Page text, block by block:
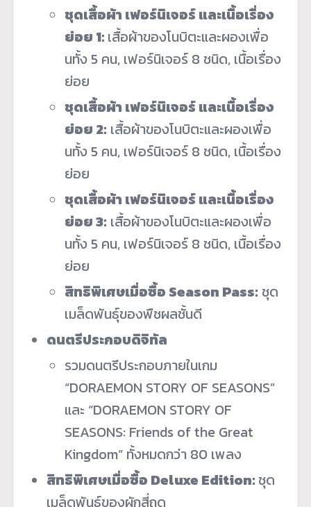
ชุดเสื้อผ้า เฟอร์นิเจอร์ และเนื้อเรื่อง
ย่อย 1: เสื้อผ้าของโนบิตะและผองเพื่อ
นทั้ง 5 คน, เฟอร์นิเจอร์ 8 ชนิด, เนื้อเรื่อง
ย่อย
ชุดเสื้อผ้า เฟอร์นิเจอร์ และเนื้อเรื่อง
ย่อย 2: เสื้อผ้าของโนบิตะและผองเพื่อ
นทั้ง 5 คน, เฟอร์นิเจอร์ 8 ชนิด, เนื้อเรื่อง
ย่อย
ชุดเสื้อผ้า เฟอร์นิเจอร์ และเนื้อเรื่อง
ย่อย 3: เสื้อผ้าของโนบิตะและผองเพื่อ
นทั้ง 5 คน, เฟอร์นิเจอร์ 8 ชนิด, เนื้อเรื่อง
ย่อย
สิทธิพิเศษเมื่อซื้อ Season Pass: ชุด
เมล็ดพันธุ์ของพืชผลชั้นดี
ดนตรีประกอบดิจิทัล
รวมดนตรีประกอบภายในเกม
“DORAEMON STORY OF SEASONS”
และ “DORAEMON STORY OF
SEASONS: Friends of the Great
Kingdom” ทั้งหมดกว่า 80 เพลง
สิทธิพิเศษเมื่อซื้อ Deluxe Edition: ชุด
เมล็ดพันธุ์ของผักสี่ฤดู